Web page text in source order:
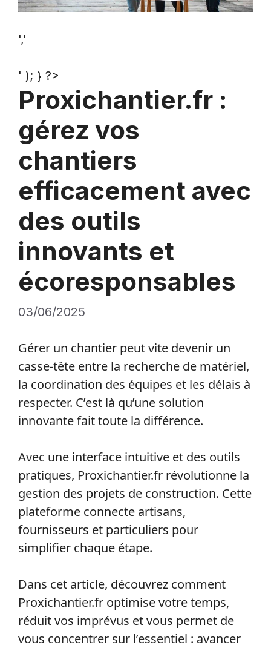
','
' ); } ?>
Proxichantier.fr :
gérez vos
chantiers
efficacement avec
des outils
innovants et
écoresponsables
03/06/2025
Gérer un chantier peut vite devenir un
casse-tête entre la recherche de matériel,
la coordination des équipes et les délais à
respecter. C’est là qu’une solution
innovante fait toute la différence.
Avec une interface intuitive et des outils
pratiques, Proxichantier.fr révolutionne la
gestion des projets de construction. Cette
plateforme connecte artisans,
fournisseurs et particuliers pour
simplifier chaque étape.
Dans cet article, découvrez comment
Proxichantier.fr optimise votre temps,
réduit vos imprévus et vous permet de
vous concentrer sur l’essentiel : avancer